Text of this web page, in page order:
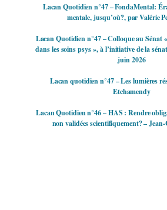
Lacan Quotidien n°47 – FondaMental:
mentale, jusqu’où?, par Valérie
Lacan Quotidien n°47 – Colloque au Sénat
dans les soins psys », à l’initiative de la
juin 2026
Lacan quotidien n°47 – Les lumières
Etchamendy
Lacan Quotidien n°46 – HAS : Rendre
non validées scientifiquement? –